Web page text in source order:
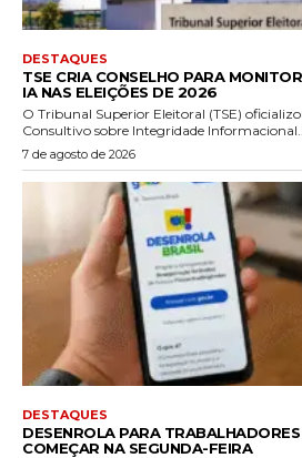
DESTAQUES
TSE CRIA CONSELHO PARA
IA NAS ELEIÇÕES DE 2026
O Tribunal Superior Eleitoral (TSE)
Consultivo sobre Integridade
7 de agosto de 2026
DESTAQUES
DESENROLA PARA
COMEÇAR NA SEGUNDA-FEIRA